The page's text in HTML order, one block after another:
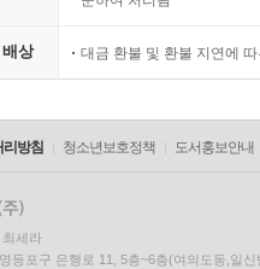
상 대금 환불 및 환불 지연에
방침 청소년보호정책 도서홍보안내
세라
등포구 은행로 11, 5층~6층(여의도동,일신